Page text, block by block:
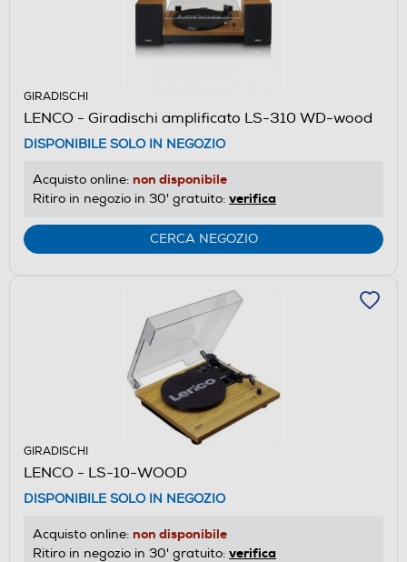
GIRADISCHI
LENCO - Giradischi amplificato LS-310 WD-wood
DISPONIBILE SOLO IN NEGOZIO
Acquisto online: non disponibile
Ritiro in negozio in 30' gratuito: verifica
CERCA NEGOZIO
GIRADISCHI
LENCO - LS-10-WOOD
DISPONIBILE SOLO IN NEGOZIO
Acquisto online: non disponibile
Ritiro in negozio in 30' gratuito: verifica